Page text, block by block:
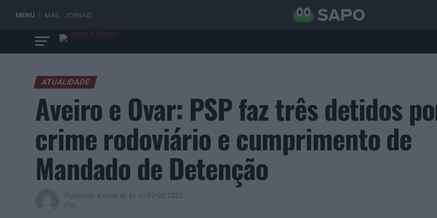
MENU MAIL JORNAIS
ATUALIDADE
Aveiro e Ovar: PSP faz três detidos
crime rodoviário e cumprimento de
Mandado de Detenção
Publicado 4 anos atrás on 07/02/2022
Por